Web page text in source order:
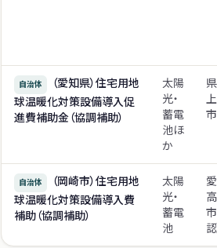
自治体
（愛知県）住宅用地
球温暖化対策設備導入促
進費補助金（協調補助）
太陽
光・
蓄電
池ほ
か
自治体
（岡崎市）住宅用地
球温暖化対策設備導入費
補助（協調補助）
太陽
光・
蓄電
池
認